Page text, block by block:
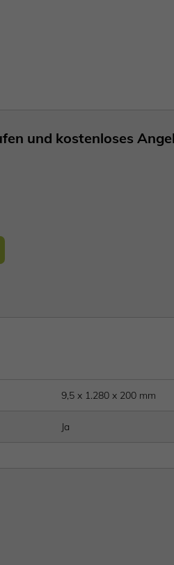
und kostenloses
9,5 x 1.280 x 200 mm
Ja